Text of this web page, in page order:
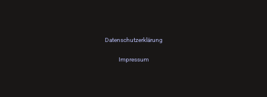
Datenschutzerklärung
Impressum